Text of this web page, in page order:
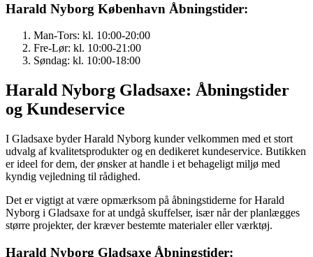
Harald Nyborg København Åbningstider:
Man-Tors: kl. 10:00-20:00
Fre-Lør: kl. 10:00-21:00
Søndag: kl. 10:00-18:00
Harald Nyborg Gladsaxe: Åbningstider
og Kundeservice
I Gladsaxe byder Harald Nyborg kunder velkommen med et stort
udvalg af kvalitetsprodukter og en dedikeret kundeservice. Butikken
er ideel for dem, der ønsker at handle i et behageligt miljø med
kyndig vejledning til rådighed.
Det er vigtigt at være opmærksom på åbningstiderne for Harald
Nyborg i Gladsaxe for at undgå skuffelser, især når der planlægges
større projekter, der kræver bestemte materialer eller værktøj.
Harald Nyborg Gladsaxe Åbningstider: